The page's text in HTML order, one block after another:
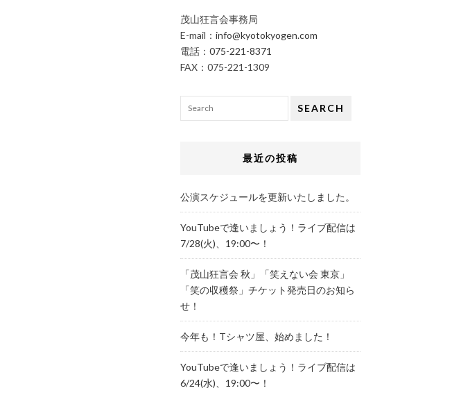
茂山狂言会事務局
E-mail： info@kyotokyogen.com
電話： 075-221-8371
FAX：075-221-1309
SEARCH
最近の投稿
公演スケジュールを更新いたしました。
YouTubeで逢いましょう！ライブ配信は
7/28(火)、19:00〜！
「茂山狂言会 秋」「笑えない会 東京」
「笑の収穫祭」チケット発売日のお知ら
せ！
今年も！Tシャツ屋、始めました！
YouTubeで逢いましょう！ライブ配信は
6/24(水)、19:00〜！